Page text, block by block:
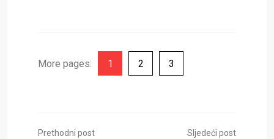
More pages: 1 2 3
Prethodni post Sljedeći post